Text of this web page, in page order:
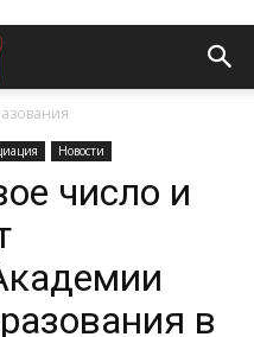
Новости
число и
в